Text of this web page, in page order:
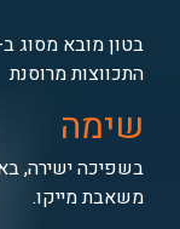
התכווצות מרוסנת
שימה
בשפיכה ישירה,
משאבת מייקו.